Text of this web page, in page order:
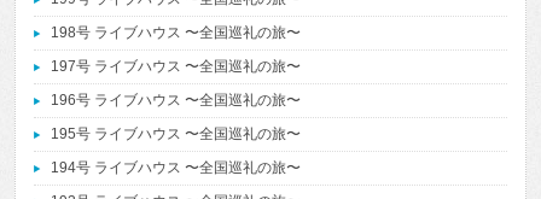
198号 ライブハウス 〜全国巡礼の旅〜
197号 ライブハウス 〜全国巡礼の旅〜
196号 ライブハウス 〜全国巡礼の旅〜
195号 ライブハウス 〜全国巡礼の旅〜
194号 ライブハウス 〜全国巡礼の旅〜